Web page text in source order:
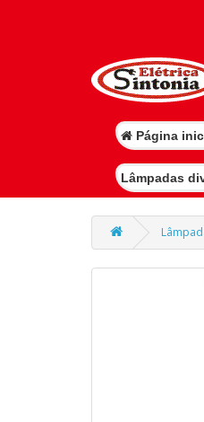
Página
Lâmpadas